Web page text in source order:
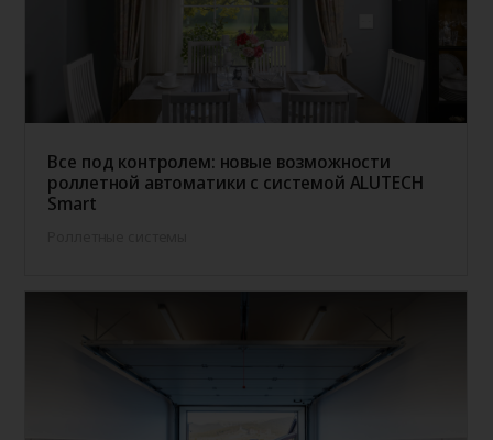
Все под контролем: новые возможности
роллетной автоматики с системой ALUTECH
Smart